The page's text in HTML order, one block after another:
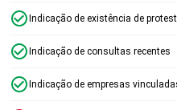
Indicação de existência de
Indicação de consultas recentes
Indicação de empresas